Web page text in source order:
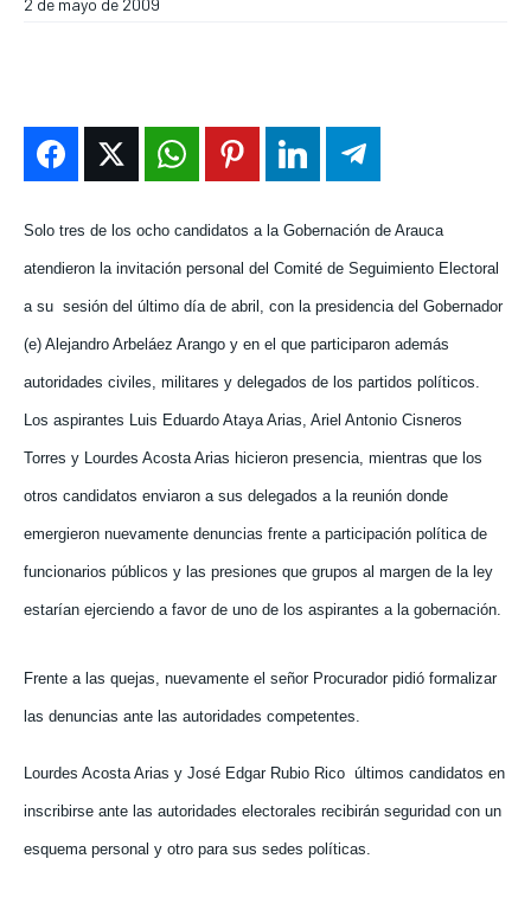
NOSOTROS
PUATE CON NOSOTROS
NOSOTROS
PUATE CON NOSOTROS
NOSOTROS
PUATE CON NOSOTROS
NOSOTROS
PUATE CON NOSOTROS
2 de mayo de 2009
Solo tres de los ocho candidatos a la Gobernación de Arauca
atendieron la invitación personal del Comité de Seguimiento Electoral
a su sesión del último día de abril, con la presidencia del Gobernador
(e) Alejandro Arbeláez Arango y en el que participaron además
autoridades civiles, militares y delegados de los partidos políticos.
Los aspirantes Luis Eduardo Ataya Arias, Ariel Antonio Cisneros
Torres y Lourdes Acosta Arias hicieron presencia, mientras que los
otros candidatos enviaron a sus delegados a la reunión donde
emergieron nuevamente denuncias frente a participación política de
funcionarios públicos y las presiones que grupos al margen de la ley
estarían ejerciendo a favor de uno de los aspirantes a la gobernación.
Frente a las quejas, nuevamente el señor Procurador pidió formalizar
las denuncias ante las autoridades competentes.
Lourdes Acosta Arias y José Edgar Rubio Rico últimos candidatos en
inscribirse ante las autoridades electorales recibirán seguridad con un
esquema personal y otro para sus sedes políticas.